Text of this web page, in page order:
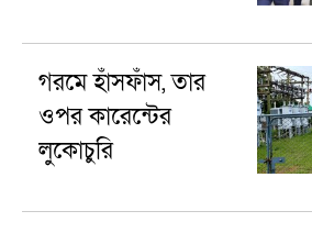
গরমে হাঁসফাঁস, তার
ওপর কারেন্টের
লুকোচুরি